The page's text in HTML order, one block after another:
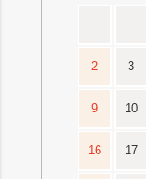
2 3
9 10
16 17